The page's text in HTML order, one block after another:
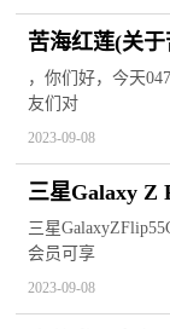
苦海红莲(关
，你们好，今天
友们对
2023-09-08
三星Galaxy Z
三星
会员可享
2023-09-08